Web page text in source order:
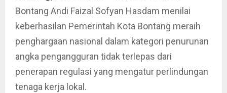
Bontang Andi Faizal Sofyan Hasdam menilai
keberhasilan Pemerintah Kota Bontang meraih
penghargaan nasional dalam kategori penurunan
angka pengangguran tidak terlepas dari
penerapan regulasi yang mengatur perlindungan
tenaga kerja lokal.